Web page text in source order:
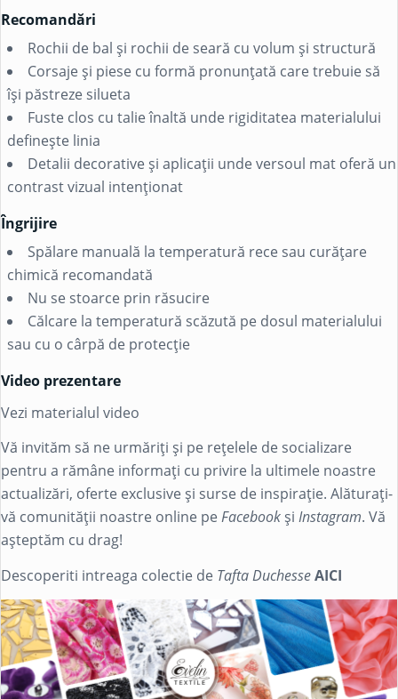
Recomandări
Rochii de bal și rochii de seară cu volum și structură
Corsaje și piese cu formă pronunțată care trebuie să
își păstreze silueta
Fuste clos cu talie înaltă unde rigiditatea materialului
definește linia
Detalii decorative și aplicații unde versoul mat oferă un
contrast vizual intenționat
Îngrijire
Spălare manuală la temperatură rece sau curățare
chimică recomandată
Nu se stoarce prin răsucire
Călcare la temperatură scăzută pe dosul materialului
sau cu o cârpă de protecție
Video prezentare
Vezi materialul video
Vă invităm să ne urmăriți și pe rețelele de socializare
pentru a rămâne informați cu privire la ultimele noastre
actualizări, oferte exclusive și surse de inspirație. Alăturați-
vă comunității noastre online peFacebook și Instagram. Vă
așteptăm cu drag!
Descoperiti intreaga colectie de Tafta DuchesseAICI